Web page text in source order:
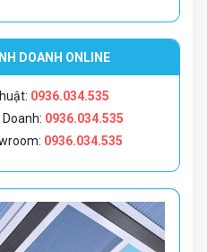
DOANH ONLINE
0936.034.535
0936.034.535
0936.034.535